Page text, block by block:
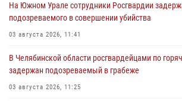
На Южном Урале сотрудники Росгвардии
подозреваемого в совершении убийства
03 августа 2026, 11:41
В Челябинской области росгвардейцами по
задержан подозреваемый в грабеже
03 августа 2026, 11:25